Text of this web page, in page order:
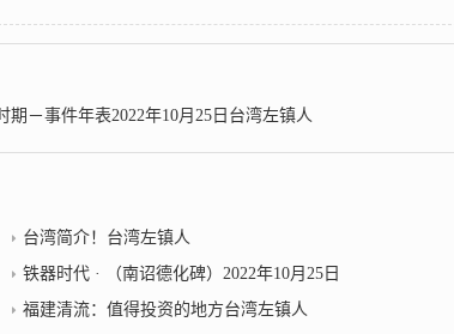
－事件年表2022年10月25日台湾左镇人
台湾简介！台湾左镇人
铁器时代 · （南诏德化碑）2022年10月25日
福建清流：值得投资的地方台湾左镇人